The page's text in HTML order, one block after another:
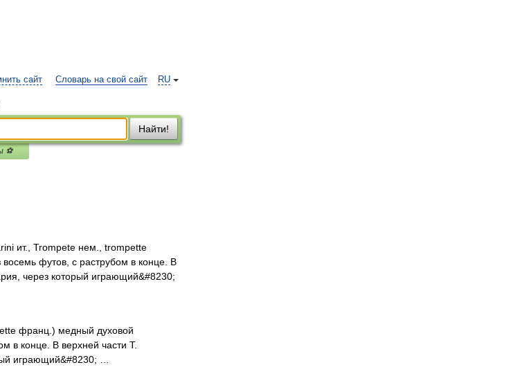
RU
сайт Словарь на свой сайт
Найти!
⚽
ит., Trompete нем., trompette
футов, с раструбом в конце. В
через который играющий&#8230;
франц.) медный духовой
в конце. В верхней части Т.
играющий&#8230; …